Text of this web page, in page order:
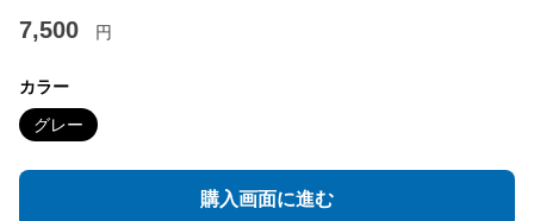
7,500 円
カラー
グレー
購入画面に進む